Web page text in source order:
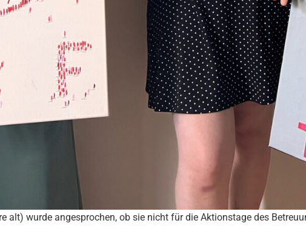
alt) wurde angesprochen, ob sie nicht für die Aktionstage des